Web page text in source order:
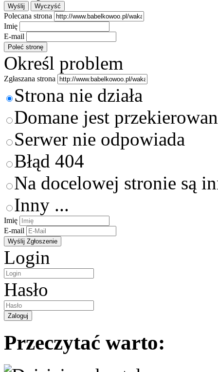
Polecana strona
Imię
E-mail
Określ problem
Zgłaszana strona
Strona nie działa
Domane jest
Serwer nie odpowiada
Błąd 404
Na docelowej stronie są
Inny ...
Imię
E-mail
Login
Hasło
Przeczytać warto: